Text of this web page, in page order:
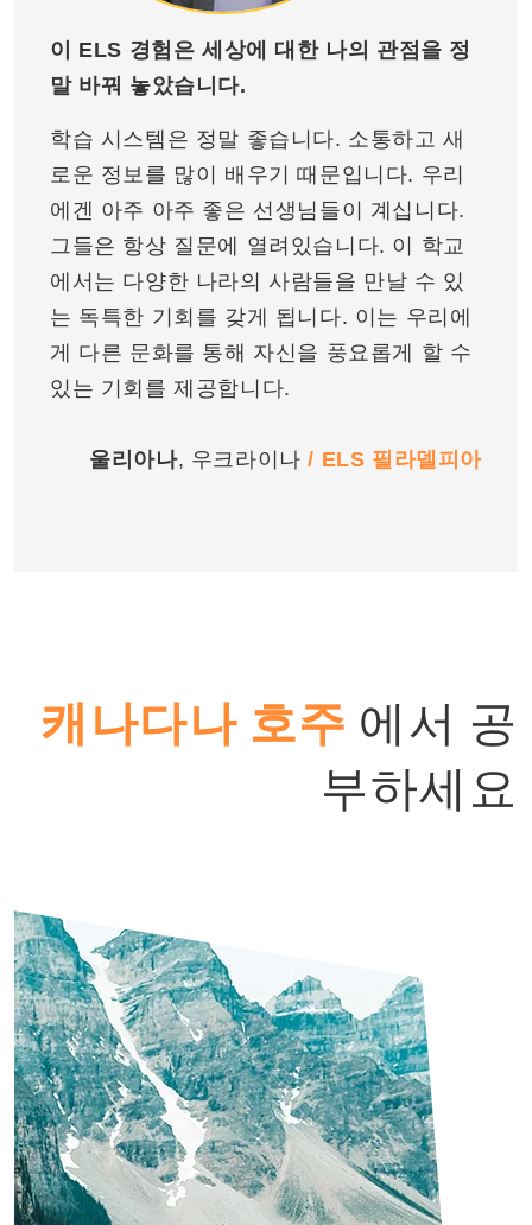
이 ELS 경험은 세상에 대한 나의 관점을 정
말 바꿔 놓았습니다.
학습 시스템은 정말 좋습니다. 소통하고 새
로운 정보를 많이 배우기 때문입니다. 우리
에겐 아주 아주 좋은 선생님들이 계십니다.
그들은 항상 질문에 열려있습니다. 이 학교
에서는 다양한 나라의 사람들을 만날 수 있
는 독특한 기회를 갖게 됩니다. 이는 우리에
게 다른 문화를 통해 자신을 풍요롭게 할 수
있는 기회를 제공합니다.
울리아나, 우크라이나/ ELS 필라델피아
캐나다나 호주 에서 공
부하세요